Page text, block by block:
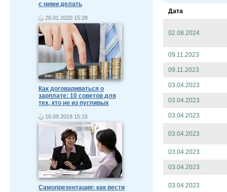
с ними делать
26.01.2020 15:28
Как договариваться о
зарплате: 10 советов для
тех, кто не из пугливых
16.09.2018 15:15
Самопрезентация: как вести
Дата
02.08.2024
09.11.2023
09.11.2023
03.04.2023
03.04.2023
03.04.2023
03.04.2023
03.04.2023
03.04.2023
03.04.2023